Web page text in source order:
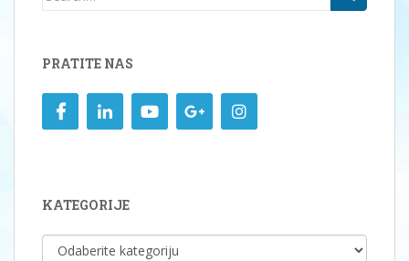
PRATITE NAS
KATEGORIJE
KATEGORIJE